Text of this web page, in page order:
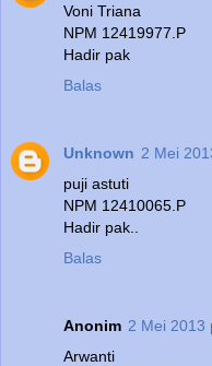
Voni Triana
NPM 12419977.P
Hadir pak
Balas
Unknown 2 Mei
puji astuti
NPM 12410065.P
Hadir pak..
Balas
Anonim 2 Mei 2013
Arwanti